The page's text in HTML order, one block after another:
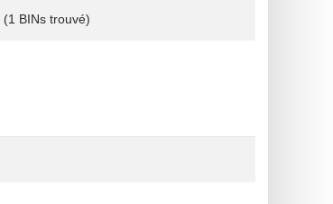
(1 BINs trouvé)